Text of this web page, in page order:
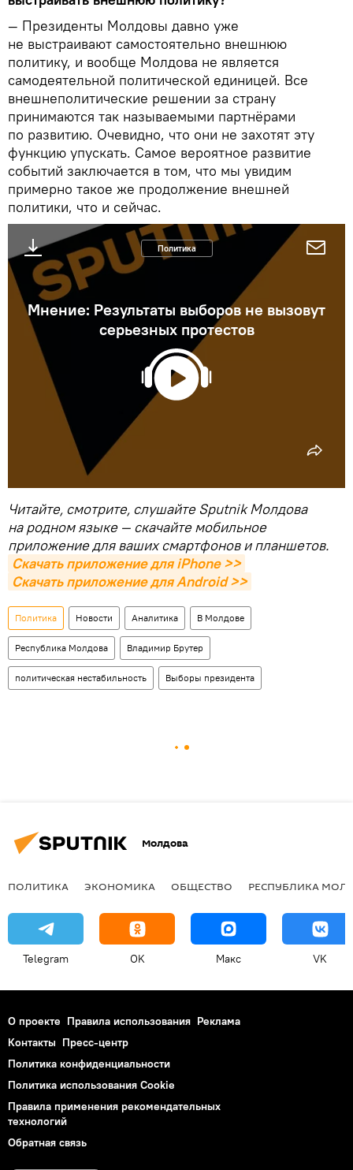
— Президенты Молдовы давно уже
не выстраивают самостоятельно внешнюю
политику, и вообще Молдова не является
самодеятельной политической единицей. Все
внешнеполитические решении за страну
принимаются так называемыми партнёрами
по развитию. Очевидно, что они не захотят эту
функцию упускать. Самое вероятное развитие
событий заключается в том, что мы увидим
примерно такое же продолжение внешней
политики, что и сейчас.
Политика
Мнение: Результаты выборов не вызовут
серьезных протестов
Читайте, смотрите, слушайте Sputnik Молдова
на родном языке — скачайте мобильное
приложение для ваших смартфонов и планшетов.
Скачать приложение для iPhone >>
Скачать приложение для Android >>
Политика Новости Аналитика В Молдове
Республика Молдова Владимир Брутер
политическая нестабильность Выборы президента
Молдова
ПОЛИТИКА ЭКОНОМИКА ОБЩЕСТВО РЕСПУБЛИКА
Telegram OK Макс VK
О проекте Правила использования Реклама
Контакты Пресс-центр
Политика конфиденциальности
Политика использования Cookie
Правила применения рекомендательных
технологий
Обратная связь